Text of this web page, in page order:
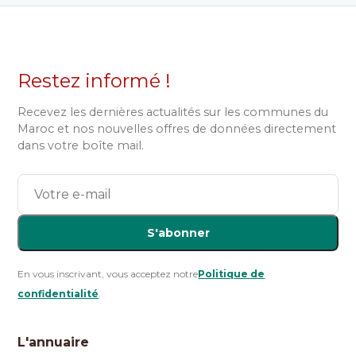
Restez informé !
Recevez les dernières actualités sur les communes du
Maroc et nos nouvelles offres de données directement
dans votre boîte mail.
S'abonner
En vous inscrivant, vous acceptez notrePolitique de
confidentialité.
L'annuaire